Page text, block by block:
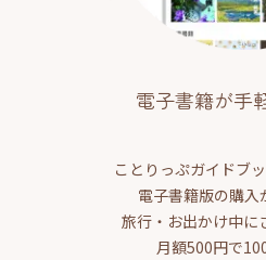
電子書籍が手
ことりっぷガイドブ
電子書籍版の購入
旅行・お出かけ中に
月額500円で